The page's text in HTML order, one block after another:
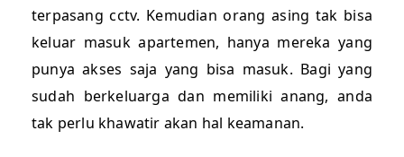
terpasang cctv. Kemudian orang asing tak bisa
keluar masuk apartemen, hanya mereka yang
punya akses saja yang bisa masuk. Bagi yang
sudah berkeluarga dan memiliki anang, anda
tak perlu khawatir akan hal keamanan.